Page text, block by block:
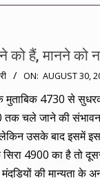
को हैं, मानने को
ON: AUGUST 30,
के मुताबिक 4730 से
तक चले जाने की
उसके बाद इसमें
4900 का है तो
मंदड़ियों की मान्यता